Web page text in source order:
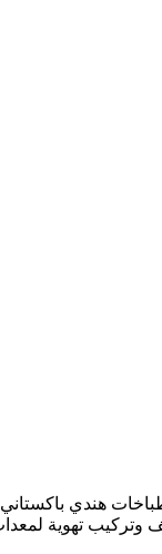
هندي
تهوية